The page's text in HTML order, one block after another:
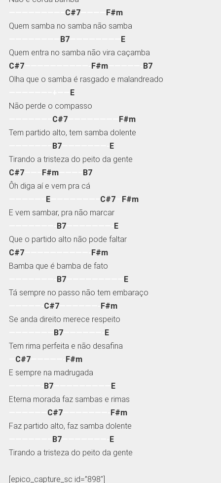
C#7———— F#m
Quem samba no samba não samba
B7———————— E
Quem entra no samba não vira caçamba
C#7——————————- F#m—————- B7
Olha que o samba é rasgado e malandreado
E
Não perde o compasso
C#7———————— F#m
Tem partido alto, tem samba dolente
B7———————- E
Tirando a tristeza do peito da gente
C#7——– F#m———– B7
Ôh diga aí e vem pra cá
E———————– C#7— F#m
E vem sambar, pra não marcar
B7———————- E
Que o partido alto não pode faltar
C#7——————————- F#m
Bamba que é bamba de fato
B7————————— E
Tá sempre no passo não tem embaraço
C#7——————- F#m
Se anda direito merece respeito
B7——————- E
Tem rima perfeita e não desafina
C#7—————- F#m
E sempre na madrugada
B7————————— E
Eterna morada faz sambas e rimas
C#7———————- F#m
Faz partido alto, faz samba dolente
B7———————- E
Tirando a tristeza do peito da gente
[epico_capture_sc id=”898″]